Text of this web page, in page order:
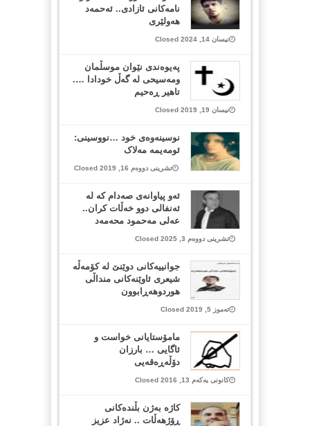
نامەکانی ئازادی.. ئەحمەد
هەولێری
نیسان 14, 2024 Closed
پەیوەندی نێوان موسڵمان
ومەسیحی لە گەڵ خودادا ….
تاهیر ڕەحیم
نیسان 19, 2019 Closed
نوسینەوەی خود …نووسینی:
ئومەیمه‌ مەلاک
تشرینی دووەم 16, 2019 Closed
ئەو پیاوانەی صەدام كە لە
ئەنفالی دوو خەڵات كران..
عەلی مەحمود محەمەد
تشرینی دووەم 3, 2025 Closed
جوانییه‌كانی دوێنێ له‌ كۆمه‌ڵه‌
شیعری ئاوێنه‌كانی منداڵی
هوردوهه‌ڕابوون
تەموز 5, 2019 Closed
مامۆستایانی خواست و
ئاگایی … بارزان
دۆڵەڕەقەیی
کانونی یەکەم 13, 2016 Closed
كاژه‌ به‌ژن بڵنده‌كانی
ڕۆژهه‌ڵات .. نه‌ژاد عزیز